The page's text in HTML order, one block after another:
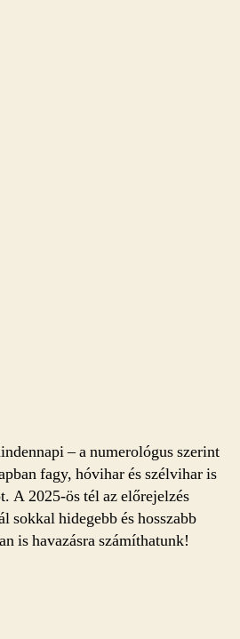
– a numerológus szerint
fagy, hóvihar és szélvihar is
A 2025-ös tél az előrejelzés
sokkal hidegebb és hosszabb
is havazásra számíthatunk!